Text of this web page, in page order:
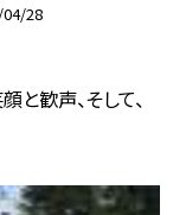
28
歓声、そして、